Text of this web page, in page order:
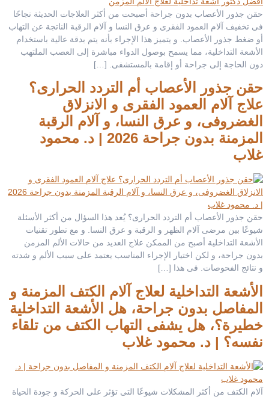
حقن جذور الأعصاب بدون جراحة أصبحت من أكثر العلاجات الحديثة نجاحًا
فى تخفيف آلام العمود الفقرى و عرق النسا و آلام الرقبة الناتجة عن التهاب
أو ضغط جذور الأعصاب. و يتميز هذا الإجراء بأنه يتم بدقة عالية باستخدام
الأشعة التداخلية، مما يسمح بوصول الدواء مباشرة إلى العصب الملتهب
دون الحاجة إلى جراحة أو إقامة بالمستشفى. […]
حقن جذور الأعصاب أم التردد الحرارى؟
علاج آلام العمود الفقرى و الانزلاق
الغضروفى، و عرق النسا، و آلام الرقبة
المزمنة بدون جراحة 2026 | د. محمود
غلاب
حقن جذور الأعصاب أم التردد الحرارى؟ يُعد هذا السؤال من أكثر الأسئلة
شيوعًا بين مرضى آلام الظهر و الرقبة و عرق النسا. و مع تطور تقنيات
الأشعة التداخلية أصبح من الممكن علاج العديد من حالات الألم المزمن
بدون جراحة، و لكن اختيار الإجراء المناسب يعتمد على سبب الألم و شدته
و نتائج الفحوصات. فى هذا […]
الأشعة التداخلية لعلاج آلام الكتف المزمنة و
المفاصل بدون جراحة، هل الأشعة التداخلية
خطيرة؟، هل يشفى التهاب الكتف من تلقاء
نفسه؟ | د. محمود غلاب
آلام الكتف من أكثر المشكلات شيوعًا التى تؤثر على الحركة و جودة الحياة